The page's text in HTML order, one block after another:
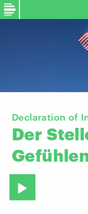
Declaration of
Der